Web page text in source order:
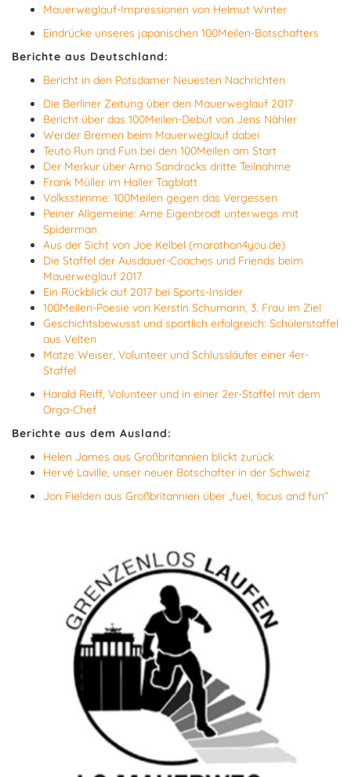
Mauerweglauf-Impressionen von Helmut Winter
Eindrücke unseres japanischen 100Meilen-Botschafters
Berichte aus Deutschland:
Bericht in den Potsdamer Neuesten Nachrichten
Die Berliner Zeitung über den Mauerweglauf 2017
Bericht über das 100Meilen-Debüt von Jens Nähler
Werder Bremen beim Mauerweglauf dabei
Teuto Run and Fun bei den 100Meilen am Start
Der Merkur über Arno Sandrocks dritte Teilnahme
Frank Müller im Haller Tagblatt
Volksstimme: 100Meilen gegen das Vergessen
Peiner Allgemeine: Arne Eigenbrodt unterwegs mit
Spiderman
Aus der Sicht von Joe Kelbel (marathon4you.de)
Die Staffel der Ausdauer-Coaches und Friends beim
Mauerweglauf 2017
Ein Rückblick auf 2017 bei Sports-Insider
100Meilen-Poesie von Kerstin Schumann, 3. Frau im Ziel
Geschichtsbewusst und sportlich erfolgreich: Schülerstaffel
aus Velten
Matze Weiser, Volunteer und Schlussläufer einer 4er-
Staffel
Harald Reiff, Volunteer und in einer 2er-Staffel mit dem
Orga-Chef
Berichte aus dem Ausland:
Helen James aus Großbritannien blickt zurück
Hervé Laville, unser neuer Botschafter in der Schweiz
Jon Fielden aus Großbritannien über „fuel, focus and fun“